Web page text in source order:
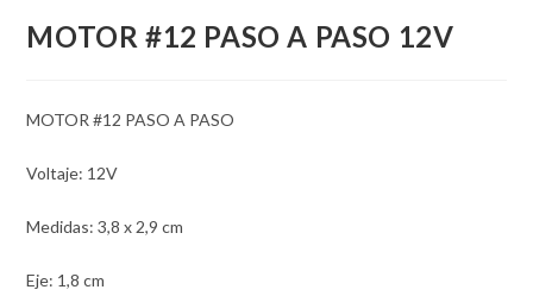
MOTOR #12 PASO A PASO 12V
MOTOR #12 PASO A PASO
Voltaje: 12V
Medidas: 3,8 x 2,9 cm
Eje: 1,8 cm